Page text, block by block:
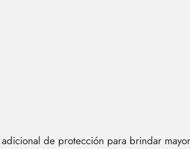
de protección para brindar